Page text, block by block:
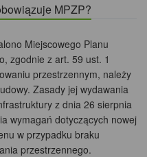
MPZP?
Miejscowego Planu
zgodnie z art. 59 ust. 1
przestrzennym, należy
Zasady jej wydawania
z dnia 26 sierpnia
wymagań dotyczących nowej
w przypadku braku
przestrzennego.